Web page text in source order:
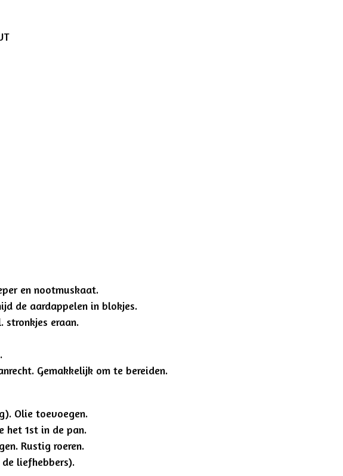
en nootmuskaat.
de aardappelen in blokjes.
stronkjes eraan.
Gemakkelijk om te bereiden.
Olie toevoegen.
het 1st in de pan.
Rustig roeren.
liefhebbers).